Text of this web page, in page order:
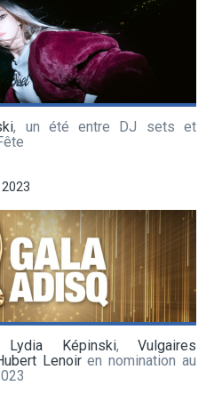
, un été entre DJ sets et
Lydia Képinski,Vulgaires
Lenoiren nomination au